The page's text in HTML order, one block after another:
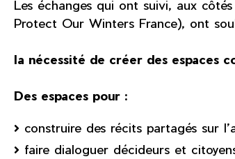
Les échanges qui ont suivi, aux
Protect Our Winters France), ont
la nécessité de créer des espaces
Des espaces pour :
construire des récits partagés sur
faire dialoguer décideurs et